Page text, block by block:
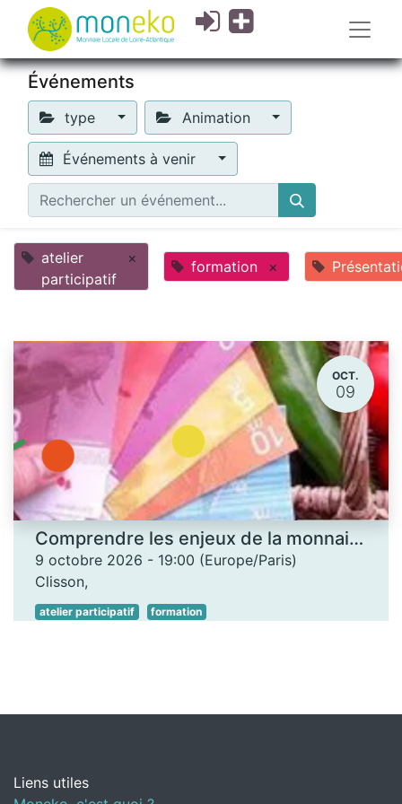
Événements
type Animation
Événements à venir
atelier
participatif
× formation ×
OCT.
09
Comprendre les enjeux de la monnaie locale - Les Ateliers des savoirs
9 octobre 2026 - 19:00 (Europe/Paris)
Clisson,
atelier participatif formation
Liens utiles